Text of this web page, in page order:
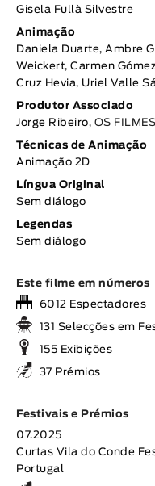
Gisela Fullà Silvestre
Animação
Daniela Duarte, Ambre
Weickert, Carmen
Cruz Hevia, Uriel Valle
Produtor Associado
Jorge Ribeiro, OS
Técnicas de Animação
Animação 2D
Língua Original
Sem diálogo
Legendas
Sem diálogo
Este filme em números
6012 Espectadores
131 Selecções em
155 Exibições
37 Prémios
Festivais e Prémios
07.2025
Curtas Vila do Conde
Portugal